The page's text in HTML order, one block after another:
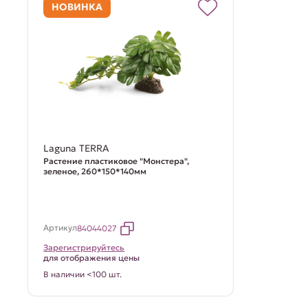
НОВИНКА
Laguna TERRA
Растение пластиковое "Монстера",
зеленое, 260*150*140мм
Артикул84044027
Зарегистрируйтесь
для отображения цены
В наличии <100 шт.